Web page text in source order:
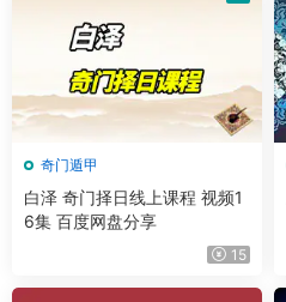
奇门遁甲
白泽 奇门择日线上课程 视频1
6集 百度网盘分享
15